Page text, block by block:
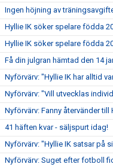
Ingen höjning av
Hyllie IK söker spelare födda
Hyllie IK söker spelare födda
Få din julgran hämtad den 14
Nyförvärv: "Hyllie IK har alltid
Nyförvärv: "Vill utvecklas
Nyförvärv: Fanny återvänder till
41 häften kvar - säljspurt idag!
Nyförvärv: "Hyllie IK satsar på
Nyförvärv: Suget efter fotboll